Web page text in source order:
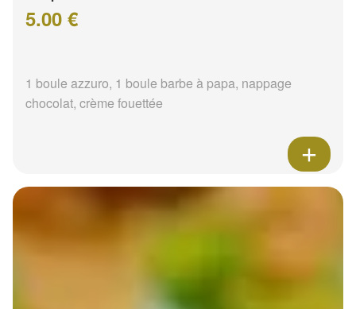
5.00 €
1 boule azzuro, 1 boule barbe à papa, nappage
chocolat, crème fouettée